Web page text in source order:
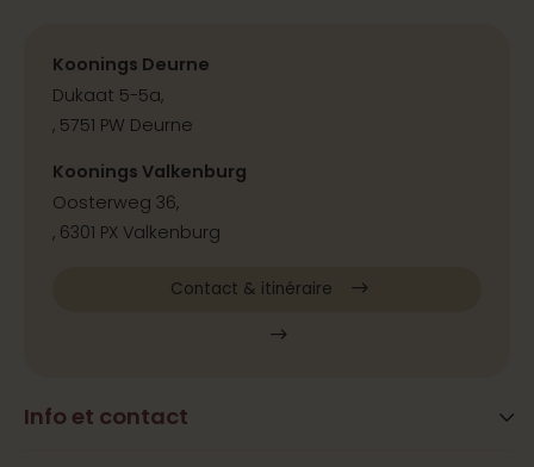
Info et contact
Koonings Deurne
Dukaat 5-5a,
, 5751 PW Deurne
Koonings Valkenburg
Oosterweg 36,
, 6301 PX Valkenburg
Contact & itinéraire